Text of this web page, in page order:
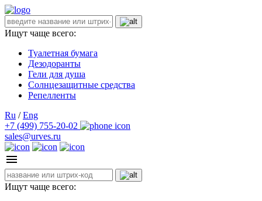
Ищут чаще всего:
Туалетная бумага
Дезодоранты
Гели для душа
Солнцезащитные средства
Репелленты
Ru / Eng
+7 (499) 755-20-02
sales@urves.ru
Ищут чаще всего: